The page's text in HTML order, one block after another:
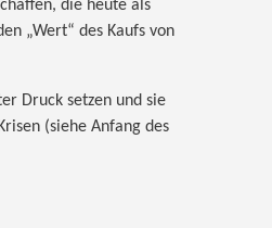
die heute als
„Wert“ des Kaufs von
Druck setzen und sie
(siehe Anfang des